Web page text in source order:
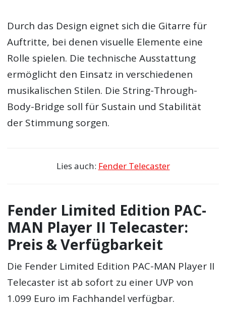
Durch das Design eignet sich die Gitarre für
Auftritte, bei denen visuelle Elemente eine
Rolle spielen. Die technische Ausstattung
ermöglicht den Einsatz in verschiedenen
musikalischen Stilen. Die String-Through-
Body-Bridge soll für Sustain und Stabilität
der Stimmung sorgen.
Lies auch: Fender Telecaster
Fender Limited Edition PAC-
MAN Player II Telecaster:
Preis & Verfügbarkeit
Die Fender Limited Edition PAC-MAN Player II
Telecaster ist ab sofort zu einer UVP von
1.099 Euro im Fachhandel verfügbar.